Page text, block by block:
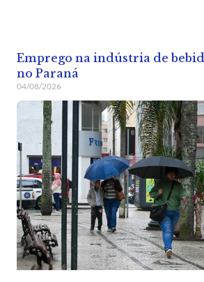
Emprego na indústria de
no Paraná
04/08/2026